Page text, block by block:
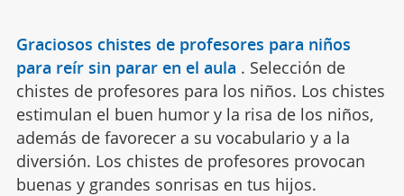
Graciosos chistes de profesores para niños
para reír sin parar en el aula . Selección de
chistes de profesores para los niños. Los chistes
estimulan el buen humor y la risa de los niños,
además de favorecer a su vocabulario y a la
diversión. Los chistes de profesores provocan
buenas y grandes sonrisas en tus hijos.